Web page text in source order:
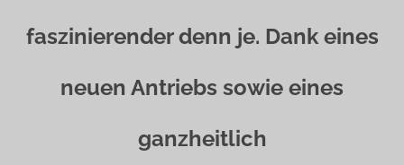
faszinierender denn je. Dank eines
neuen Antriebs sowie eines
ganzheitlich